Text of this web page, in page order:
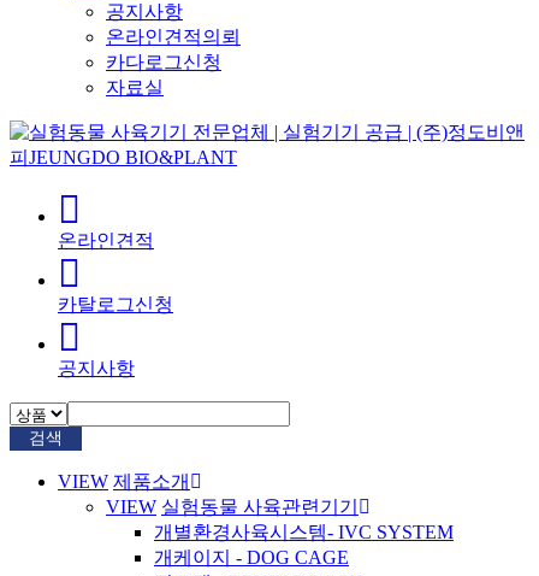
공지사항
온라인견적의뢰
카다로그신청
자료실
온라인견적
카탈로그신청
공지사항
검색
VIEW 제품소개
VIEW 실험동물 사육관련기기
개별환경사육시스템- IVC SYSTEM
개케이지 - DOG CAGE